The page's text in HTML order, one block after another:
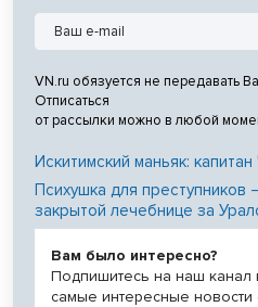
VN.ru обязуется не передавать
Отписаться
от рассылки можно в любой
Искитимский маньяк:
Психушка для преступников
закрытой лечебнице за
Вам было интересно?
Подпишитесь на наш канал
самые интересные новости